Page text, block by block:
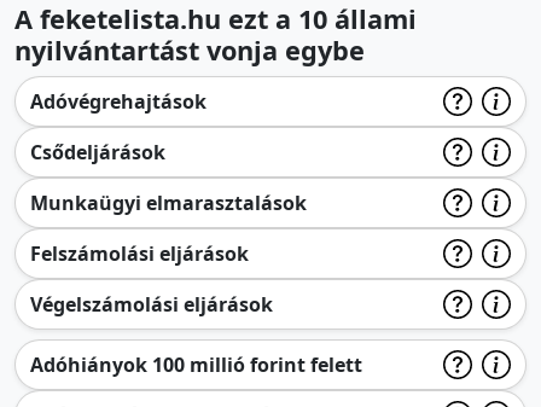
A feketelista.hu ezt a 10 állami
nyilvántartást vonja egybe
Adóvégrehajtások
Csődeljárások
Munkaügyi elmarasztalások
Felszámolási eljárások
Végelszámolási eljárások
Adóhiányok 100 millió forint felett